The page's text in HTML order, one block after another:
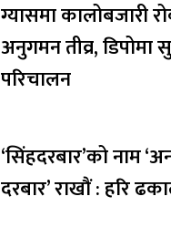
ग्यासमा कालोबजारी
अनुगमन तीव्र, डिपोमा
परिचालन
‘सिंहदरबार’को नाम
दरबार’ राखाैं : हरि